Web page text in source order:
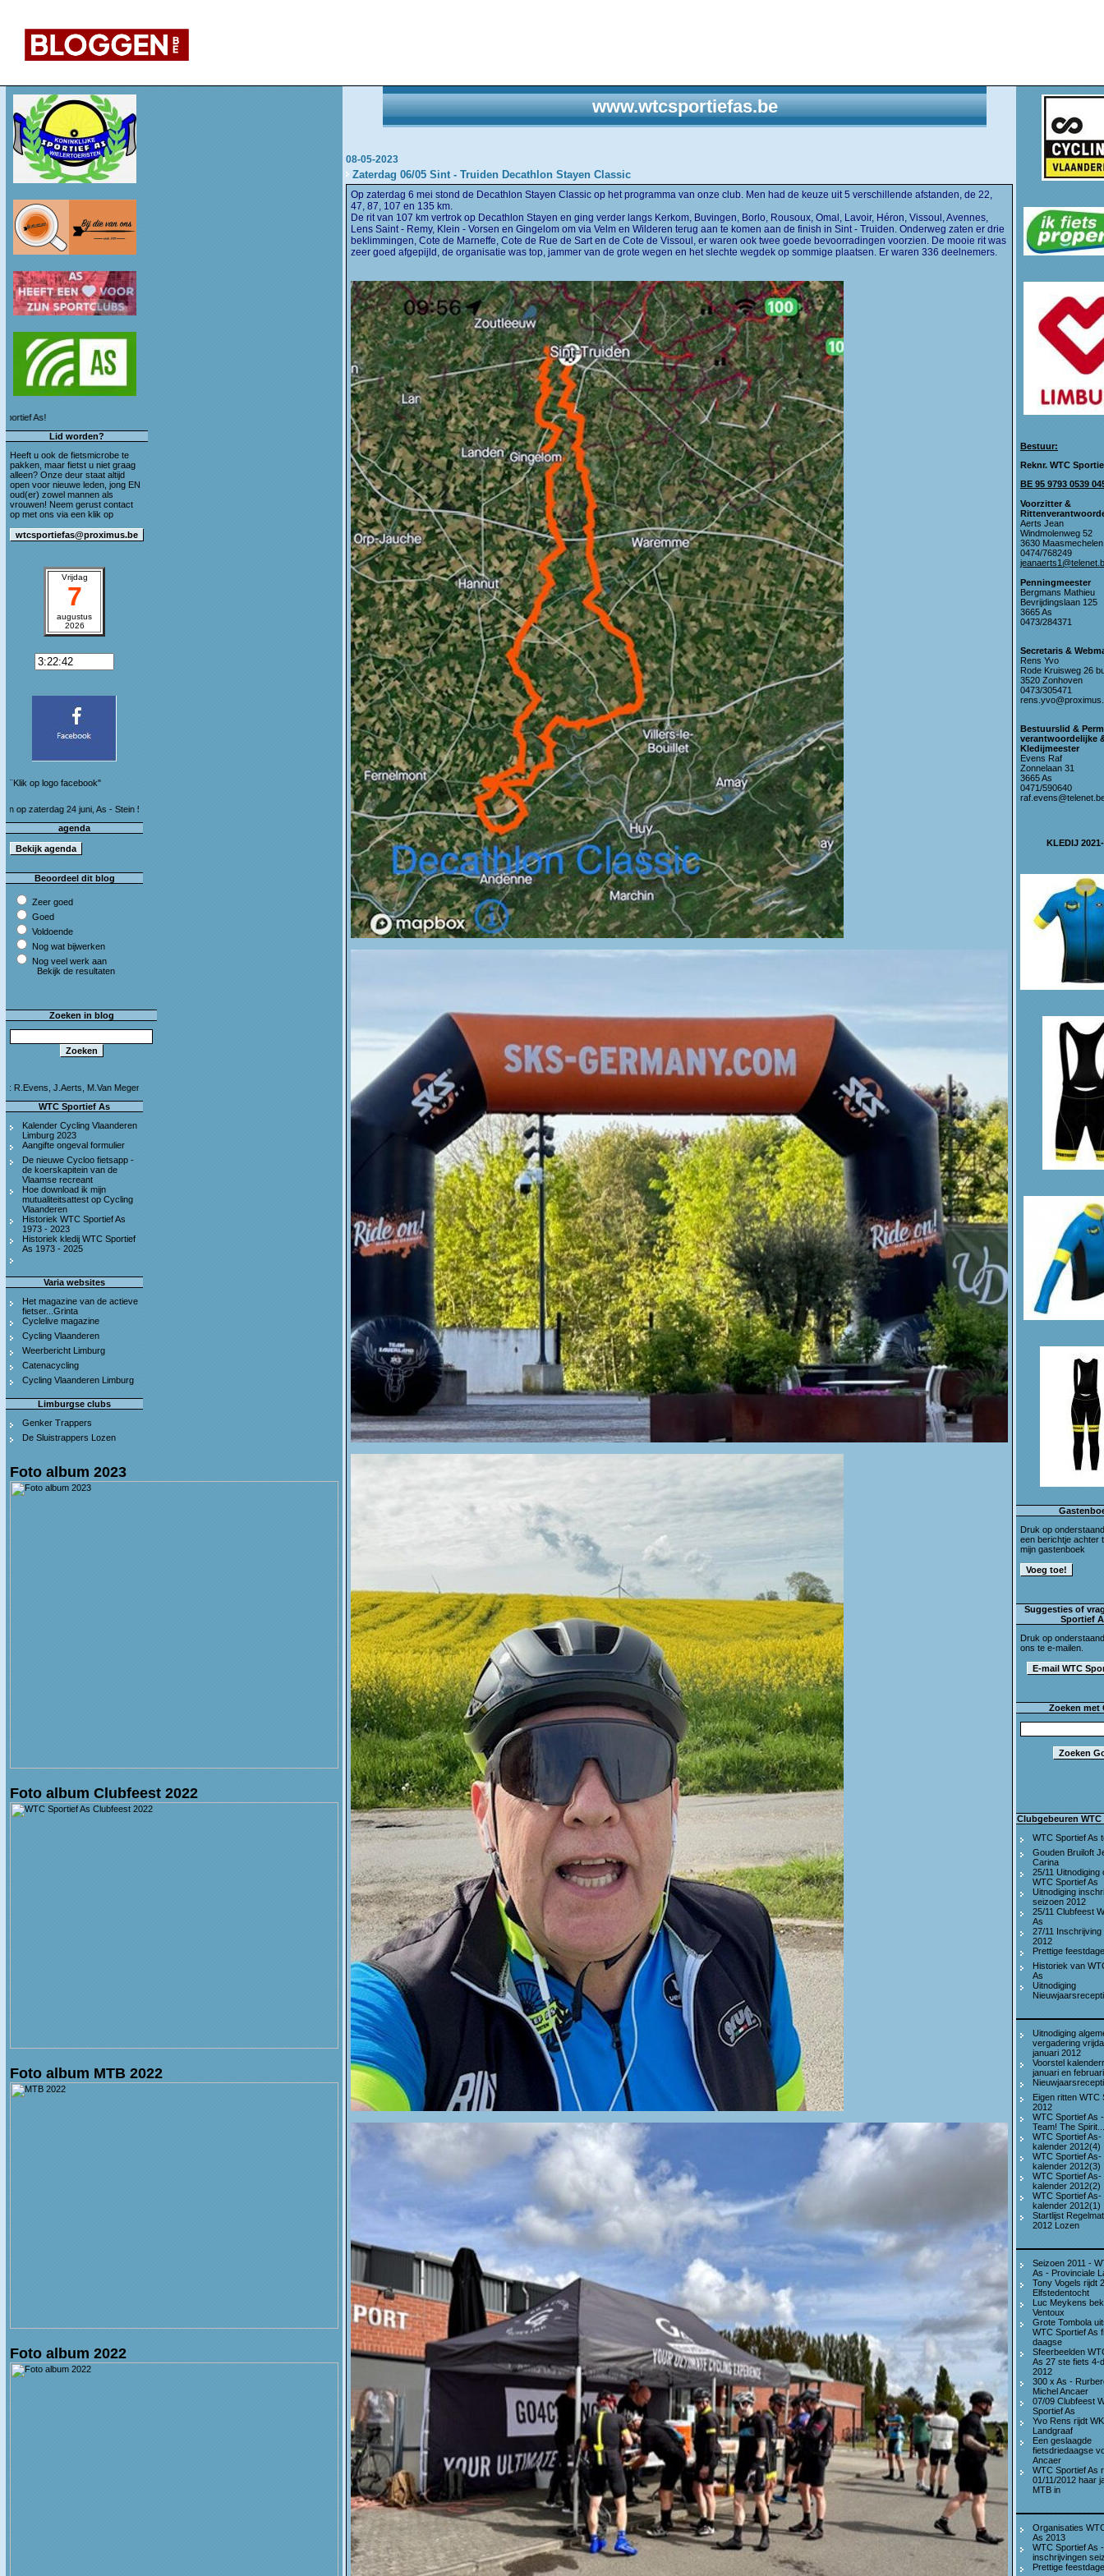
Lid worden?
Heeft u ook de fietsmicrobe te
pakken, maar fietst u niet graag
alleen? Onze deur staat altijd
open voor nieuwe leden, jong EN
oud(er) zowel mannen als
vrouwen! Neem gerust contact
op met ons via een klik op
Vrijdag
7
augustus
2026
¨Klik op logo facebook"
As - Stein 50 km (I&S 9u - 10u30) Café Bij die van ons As
agenda
Beoordeel dit blog
Zeer goed
Goed
Voldoende
Nog wat bijwerken
Nog veel werk aan
Bekijk de resultaten
Zoeken in blog
M.Van Megen en C.Leeman - Van harte proficiat!
WTC Sportief As
Kalender Cycling Vlaanderen
Limburg 2023
Aangifte ongeval formulier
De nieuwe Cycloo fietsapp -
de koerskapitein van de
Vlaamse recreant
Hoe download ik mijn
mutualiteitsattest op Cycling
Vlaanderen
Historiek WTC Sportief As
1973 - 2023
Historiek kledij WTC Sportief
As 1973 - 2025
Varia websites
Het magazine van de actieve
fietser...Grinta
Cyclelive magazine
Cycling Vlaanderen
Weerbericht Limburg
Catenacycling
Cycling Vlaanderen Limburg
Limburgse clubs
Genker Trappers
De Sluistrappers Lozen
Foto album 2023
Foto album Clubfeest 2022
Foto album MTB 2022
Foto album 2022
www.wtcsportiefas.be
08-05-2023
Zaterdag 06/05 Sint - Truiden Decathlon Stayen Classic
Op zaterdag 6 mei stond de Decathlon Stayen Classic op het programma van onze club. Men had de keuze uit 5 verschillende afstanden, de 22,
47, 87, 107 en 135 km.
De rit van 107 km vertrok op Decathlon Stayen en ging verder langs Kerkom, Buvingen, Borlo, Rousoux, Omal, Lavoir, Héron, Vissoul, Avennes,
Lens Saint - Remy, Klein - Vorsen en Gingelom om via Velm en Wilderen terug aan te komen aan de finish in Sint - Truiden. Onderweg zaten er drie
beklimmingen, Cote de Marneffe, Cote de Rue de Sart en de Cote de Vissoul, er waren ook twee goede bevoorradingen voorzien. De mooie rit was
zeer goed afgepijld, de organisatie was top, jammer van de grote wegen en het slechte wegdek op sommige plaatsen. Er waren 336 deelnemers.
Bestuur:
Reknr. WTC
BE 95 9793 0539
Voorzitter &
Aerts Jean
Windmolenweg 52
3630 Maasmechelen
0474/768249
Penningmeester
Bergmans Mathieu
Bevrijdingslaan 125
3665 As
0473/284371
Secretaris &
Rens Yvo
Rode Kruisweg 26
3520 Zonhoven
0473/305471
Bestuurslid &
verantwoordelijke
Kledijmeester
Evens Raf
Zonnelaan 31
3665 As
0471/590640
KLEDIJ
Druk op
een berichtje achter
mijn gastenboek
Suggesties of
Sportief
Druk op
ons te e-mailen.
Zoeken met
Clubgebeuren
WTC Sportief As
Gouden Bruiloft
Carina
25/11 Uitnodiging
WTC Sportief As
Uitnodiging
seizoen 2012
25/11 Clubfeest
As
27/11 Inschrijving
2012
Prettige
Historiek van
As
Uitnodiging
Uitnodiging
vergadering
januari 2012
Voorstel
januari en
Eigen ritten WTC
2012
WTC Sportief As
Team! The
WTC Sportief
kalender 2012(4)
WTC Sportief
kalender 2012(3)
WTC Sportief
kalender 2012(2)
WTC Sportief
kalender 2012(1)
Startlijst
2012 Lozen
Seizoen 2011 -
As - Provinciale
Tony Vogels rijdt
Elfstedentocht
Luc Meykens
Ventoux
Grote Tombola
WTC Sportief As
daagse
Sfeerbeelden
As 27 ste fiets 4-
2012
300 x As -
Michel Ancaer
07/09 Clubfeest
Sportief As
Yvo Rens rijdt
Landgraaf
Een geslaagde
fietsdriedaagse
Ancaer
WTC Sportief As
01/11/2012 haar
MTB in
Organisaties
As 2013
WTC Sportief As -
inschrijvingen
Prettige